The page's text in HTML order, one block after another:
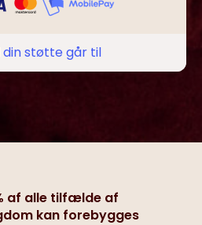
din støtte går til
af alle tilfælde af
kan forebygges